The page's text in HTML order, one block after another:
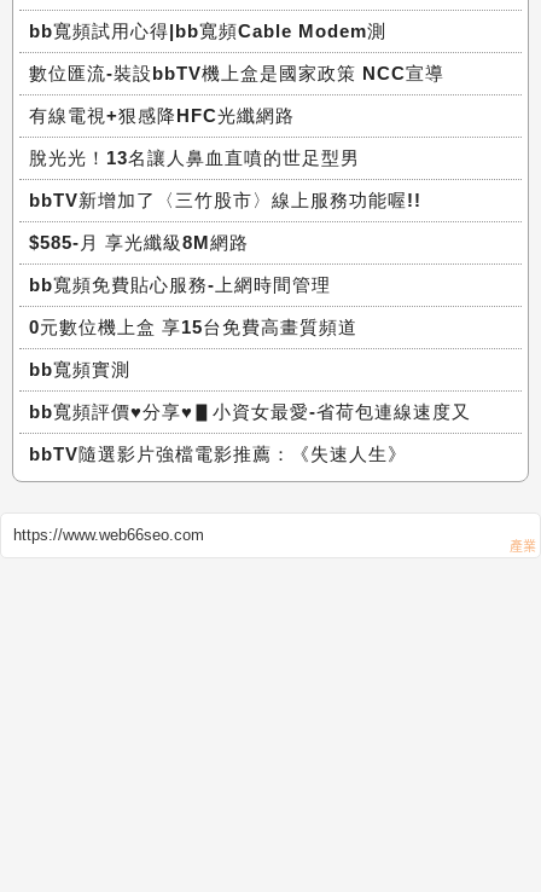
bb寬頻試用心得|bb寬頻Cable Modem測
數位匯流-裝設bbTV機上盒是國家政策 NCC宣導
有線電視+狠感降HFC光纖網路
脫光光！13名讓人鼻血直噴的世足型男
bbTV新增加了〈三竹股市〉線上服務功能喔!!
$585-月 享光纖級8M網路
bb寬頻免費貼心服務-上網時間管理
0元數位機上盒 享15台免費高畫質頻道
bb寬頻實測
bb寬頻評價♥分享♥▋小資女最愛-省荷包連線速度又
bbTV隨選影片強檔電影推薦：《失速人生》
https://www.web66seo.com